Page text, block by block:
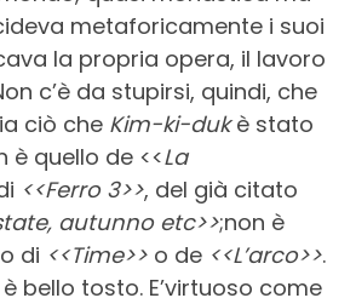
metaforicamente i suoi
la propria opera, il lavoro
c’è da stupirsi, quindi, che
ciò che Kim-ki-dukè stato
è quello de <<La
<<Ferro 3>>, del già citato
autunno etc>>;non è
di <<Time>> o de <<L’arco>>.
è bello tosto. E’virtuoso come